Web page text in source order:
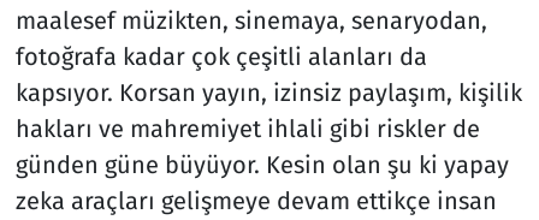
maalesef müzikten, sinemaya, senaryodan,
fotoğrafa kadar çok çeşitli alanları da
kapsıyor. Korsan yayın, izinsiz paylaşım, kişilik
hakları ve mahremiyet ihlali gibi riskler de
günden güne büyüyor. Kesin olan şu ki yapay
zeka araçları gelişmeye devam ettikçe insan